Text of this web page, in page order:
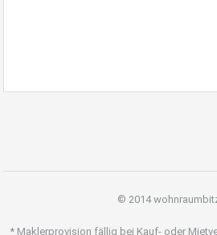
© 2014
* Maklerprovision fällig bei Kauf- oder